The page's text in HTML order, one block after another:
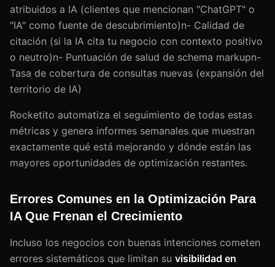
atribuidos a IA (clientes que mencionan "ChatGPT" o
"IA" como fuente de descubrimiento)n- Calidad de
citación (si la IA cita tu negocio con contexto positivo
o neutro)n- Puntuación de salud de schema markupn-
Tasa de cobertura de consultas nuevas (expansión del
territorio de IA)
Rocketito automatiza el seguimiento de todas estas
métricas y genera informes semanales que muestran
exactamente qué está mejorando y dónde están las
mayores oportunidades de optimización restantes.
Errores Comunes en la Optimización Para
IA Que Frenan el Crecimiento
Incluso los negocios con buenas intenciones cometen
errores sistemáticos que limitan su visibilidad en